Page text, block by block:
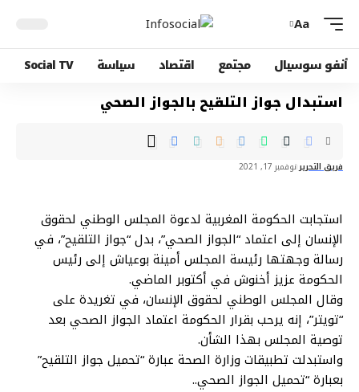
Aa
أنفو سوسيال مجتمع اقتصاد سياسة Social TV
استبدال جواز التلقيح بالجواز الصحي‎
فريق التحريرنوفمبر 17, 2021
استجابت الحكومة المغربية لدعوة المجلس الوطني لحقوق
الإنسان إلى اعتماد “الجواز الصحي”، بدل “جواز التلقيح”، في
رسالة وجهتها رئيسة المجلس أمينة بوعياش إلى رئيس
الحكومة عزيز أخنوش في أكتوبر الماضي.
وقال المجلس الوطني لحقوق الإنسان، في تغريدة على
“تويتر”، إنه يرحب بقرار الحكومة اعتماد الجواز الصحي بعد
توصية المجلس بهذا الشأن.
واستبدلت تطبيقات وزارة الصحة عبارة “تحميل جواز التلقيح”
بعبارة “تحميل الجواز الصحي..